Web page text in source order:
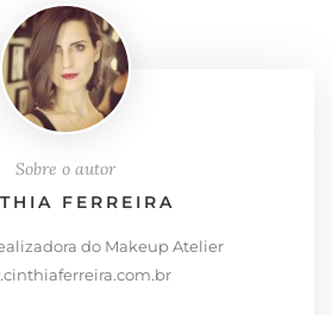
Sobre o autor
FERREIRA
do Makeup Atelier